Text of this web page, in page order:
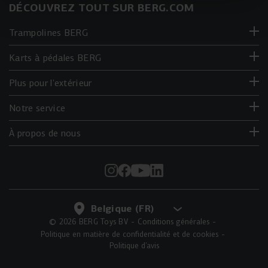
DÉCOUVREZ TOUT SUR BERG.COM
Trampolines BERG
Karts à pédales BERG
Plus pour l'extérieur
Notre service
À propos de nous
© 2026 BERG Toys BV
Conditions générales
Politique en matière de confidentialité et de cookies
Politique d’avis